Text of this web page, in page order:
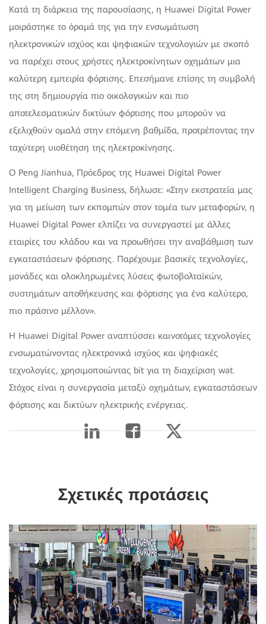
Κατά τη διάρκεια της παρουσίασης, η Huawei Digital Power
μοιράστηκε το όραμά της για την ενσωμάτωση
ηλεκτρονικών ισχύος και ψηφιακών τεχνολογιών με σκοπό
να παρέχει στους χρήστες ηλεκτροκίνητων οχημάτων μια
καλύτερη εμπειρία φόρτισης. Επεσήμανε επίσης τη συμβολή
της στη δημιουργία πιο οικολογικών και πιο
αποτελεσματικών δικτύων φόρτισης που μπορούν να
εξελιχθούν ομαλά στην επόμενη βαθμίδα, προτρέποντας την
ταχύτερη υιοθέτηση της ηλεκτροκίνησης.
Ο Peng Jianhua, Πρόεδρος της Huawei Digital Power
Intelligent Charging Business, δήλωσε: «Στην εκστρατεία μας
για τη μείωση των εκπομπών στον τομέα των μεταφορών, η
Huawei Digital Power ελπίζει να συνεργαστεί με άλλες
εταιρίες του κλάδου και να προωθήσει την αναβάθμιση των
εγκαταστάσεων φόρτισης. Παρέχουμε βασικές τεχνολογίες,
μονάδες και ολοκληρωμένες λύσεις φωτοβολταϊκών,
συστημάτων αποθήκευσης και φόρτισης για ένα καλύτερο,
πιο πράσινο μέλλον».
Η Huawei Digital Power αναπτύσσει καινοτόμες τεχνολογίες
ενσωματώνοντας ηλεκτρονικά ισχύος και ψηφιακές
τεχνολογίες, χρησιμοποιώντας bit για τη διαχείριση wat.
Στόχος είναι η συνεργασία μεταξύ οχημάτων, εγκαταστάσεων
φόρτισης και δικτύων ηλεκτρικής ενέργειας.
Σχετικές προτάσεις